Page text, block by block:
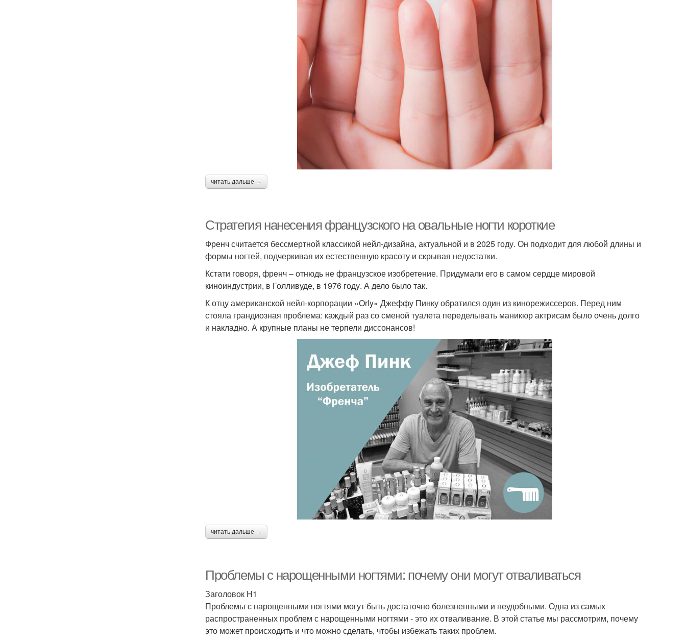
читать дальше →
Стратегия нанесения французского на овальные ногти короткие
Френч считается бессмертной классикой нейл-дизайна, актуальной и в 2025 году. Он подходит для любой длины и
формы ногтей, подчеркивая их естественную красоту и скрывая недостатки.
Кстати говоря, френч – отнюдь не французское изобретение. Придумали его в самом сердце мировой
киноиндустрии, в Голливуде, в 1976 году. А дело было так.
К отцу американской нейл-корпорации «Orly» Джеффу Пинку обратился один из кинорежиссеров. Перед ним
стояла грандиозная проблема: каждый раз со сменой туалета переделывать маникюр актрисам было очень долго
и накладно. А крупные планы не терпели диссонансов!
читать дальше →
Проблемы с нарощенными ногтями: почему они могут отваливаться
Заголовок H1
Проблемы с нарощенными ногтями могут быть достаточно болезненными и неудобными. Одна из самых
распространенных проблем с нарощенными ногтями - это их отваливание. В этой статье мы рассмотрим, почему
это может происходить и что можно сделать, чтобы избежать таких проблем.